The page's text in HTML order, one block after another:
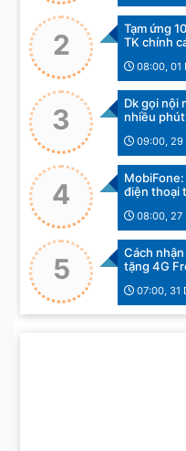
2
Tạm ứng
TK chính
08:00, 01
3
Dk gọi nội
nhiều
09:00,
4
điện thoại
08:00, 27
5
Cách
tặng 4G
07:00, 31